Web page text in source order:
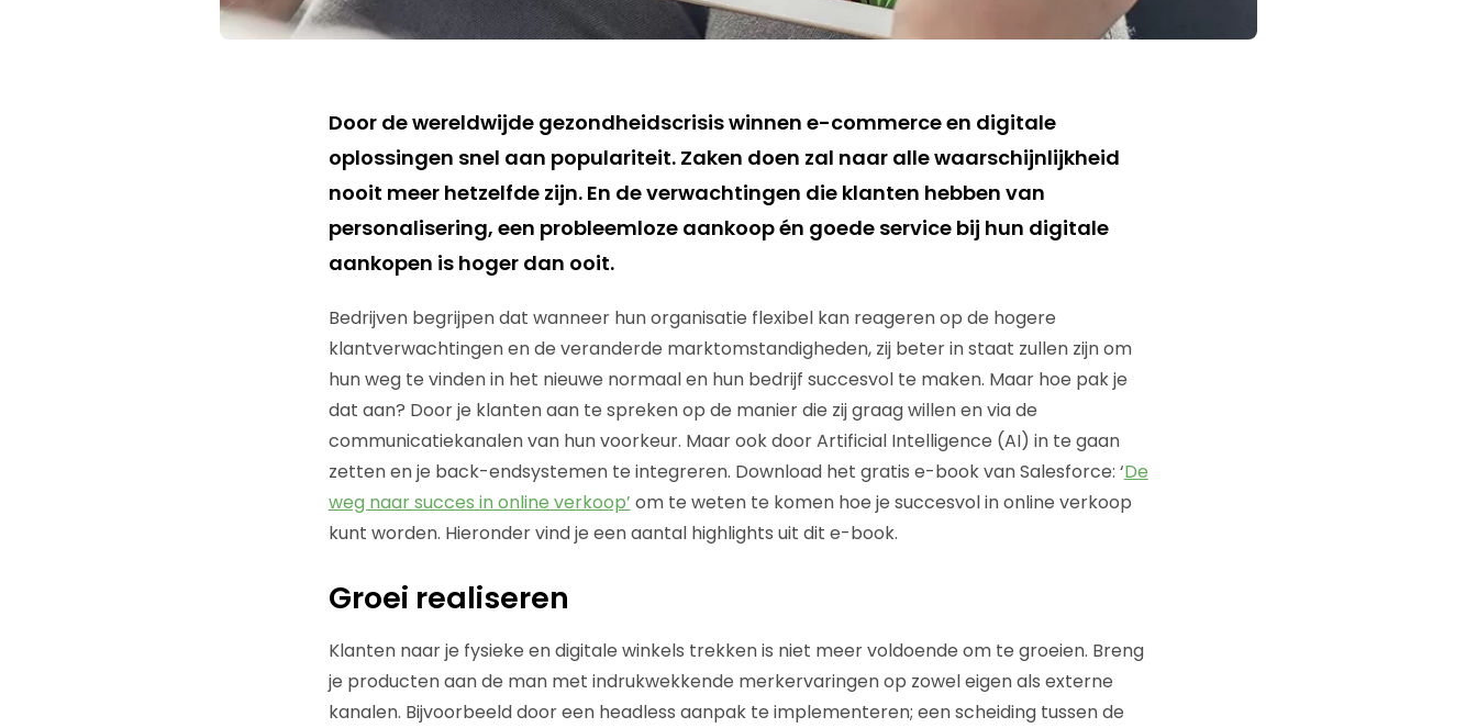
Door de wereldwijde gezondheidscrisis winnen e-commerce en digitale
oplossingen snel aan populariteit. Zaken doen zal naar alle waarschijnlijkheid
nooit meer hetzelfde zijn. En de verwachtingen die klanten hebben van
personalisering, een probleemloze aankoop én goede service bij hun digitale
aankopen is hoger dan ooit.
Bedrijven begrijpen dat wanneer hun organisatie flexibel kan reageren op de hogere
klantverwachtingen en de veranderde marktomstandigheden, zij beter in staat zullen zijn om
hun weg te vinden in het nieuwe normaal en hun bedrijf succesvol te maken. Maar hoe pak je
dat aan? Door je klanten aan te spreken op de manier die zij graag willen en via de
communicatiekanalen van hun voorkeur. Maar ook door Artificial Intelligence (AI) in te gaan
zetten en je back-endsystemen te integreren. Download het gratis e-book van Salesforce: ‘De
weg naar succes in online verkoop’ om te weten te komen hoe je succesvol in online verkoop
kunt worden. Hieronder vind je een aantal highlights uit dit e-book.
Groei realiseren
Klanten naar je fysieke en digitale winkels trekken is niet meer voldoende om te groeien. Breng
je producten aan de man met indrukwekkende merkervaringen op zowel eigen als externe
kanalen. Bijvoorbeeld door een headless aanpak te implementeren; een scheiding tussen de